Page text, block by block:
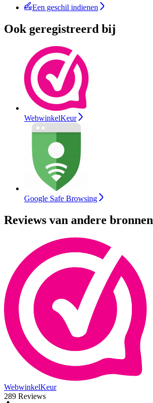
Een geschil indienen
Ook geregistreerd bij
WebwinkelKeur
Google Safe Browsing
Reviews van andere bronnen
WebwinkelKeur
289 Reviews